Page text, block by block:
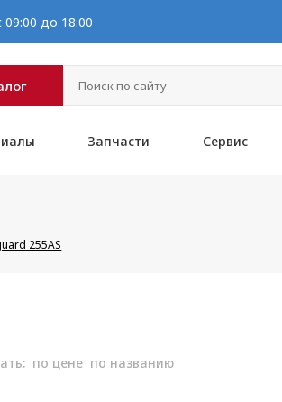
до 18:00
Запчасти Сервис
255AS
по цене по названию